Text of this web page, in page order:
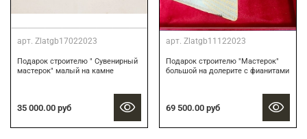
арт. Zlatgb17022023
Подарок строителю " Сувенирный
мастерок" малый на камне
35 000.00 руб
арт. Zlatgb11122023
Подарок строителю "Мастерок"
большой на долерите с фианитами
69 500.00 руб